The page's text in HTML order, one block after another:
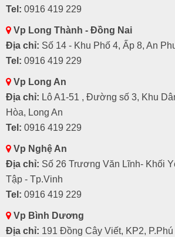
Tel: 0916 419 229
Vp Long Thành - Đồng Nai
Địa chỉ: Số 14 - Khu Phố 4, Ấp 8, An
Tel: 0916 419 229
Vp Long An
Địa chỉ: Lô A1-51 , Đường số 3, Khu
Hòa, Long An
Tel: 0916 419 229
Vp Nghệ An
Địa chỉ: Số 26 Trương Văn Lĩnh- Khối
Tập - Tp.Vinh
Tel: 0916 419 229
Vp Bình Dương
Địa chỉ: 191 Đồng Cây Viết, KP2, P.Phú